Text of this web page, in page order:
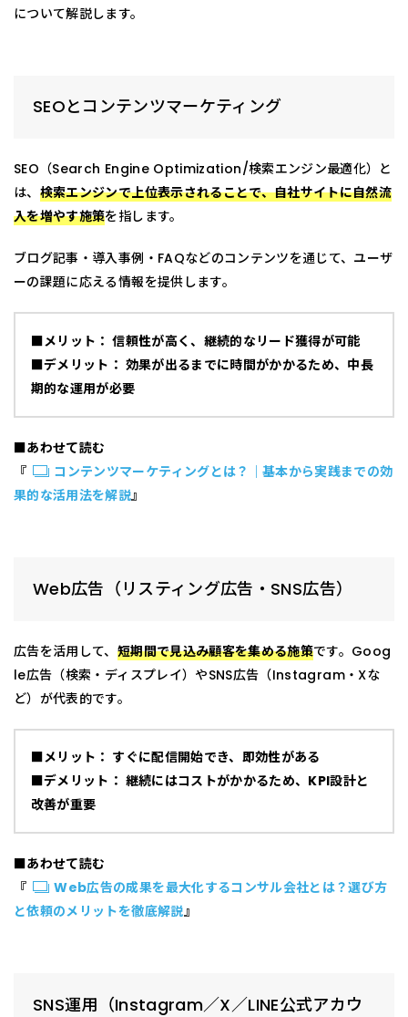
について解説します。
SEOとコンテンツマーケティング
SEO（Search Engine Optimization/検索エンジン最適化）と
は、 検索エンジンで上位表示されることで、自社サイトに自然流
入を増やす施策を指します。
ブログ記事・導入事例・FAQなどのコンテンツを通じて、ユーザ
ーの課題に応える情報を提供します。
■メリット： 信頼性が高く、継続的なリード獲得が可能
■デメリット： 効果が出るまでに時間がかかるため、中長
期的な運用が必要
■あわせて読む
『
コンテンツマーケティングとは？｜基本から実践までの効
果的な活用法を解説』
Web広告（リスティング広告・SNS広告）
広告を活用して、 短期間で見込み顧客を集める施策です。Goog
le広告（検索・ディスプレイ）やSNS広告（Instagram・Xな
ど）が代表的です。
■メリット： すぐに配信開始でき、即効性がある
■デメリット： 継続にはコストがかかるため、KPI設計と
改善が重要
■あわせて読む
『
Web広告の成果を最大化するコンサル会社とは？選び方
と依頼のメリットを徹底解説』
SNS運用（Instagram／X／LINE公式アカウ